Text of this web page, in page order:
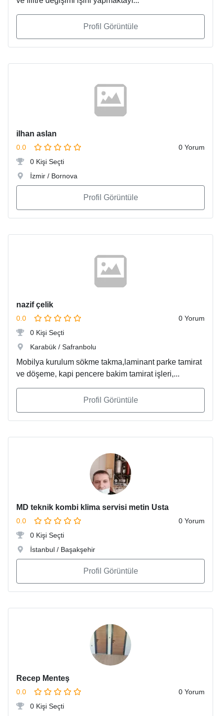
Profil Görüntüle
ilhan aslan
0.0
0 Yorum
0 Kişi Seçti
İzmir / Bornova
Profil Görüntüle
nazif çelik
0.0
0 Yorum
0 Kişi Seçti
Karabük / Safranbolu
Mobilya kurulum sökme takma,laminant parke tamirat
ve döşeme, kapi pencere bakim tamirat işleri,...
Profil Görüntüle
MD teknik kombi klima servisi metin Usta
0.0
0 Yorum
0 Kişi Seçti
İstanbul / Başakşehir
Profil Görüntüle
Recep Menteş
0.0
0 Yorum
0 Kişi Seçti